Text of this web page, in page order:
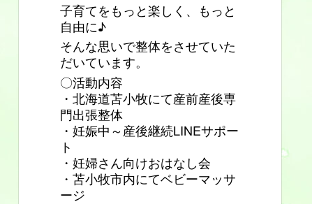
子育てをもっと楽しく、もっと
自由に♪
そんな思いで整体をさせていた
だいています。
〇活動内容
・北海道苫小牧にて産前産後専
門出張整体
・妊娠中～産後継続LINEサポー
ト
・妊婦さん向けおはなし会
・苫小牧市内にてベビーマッサ
ージ